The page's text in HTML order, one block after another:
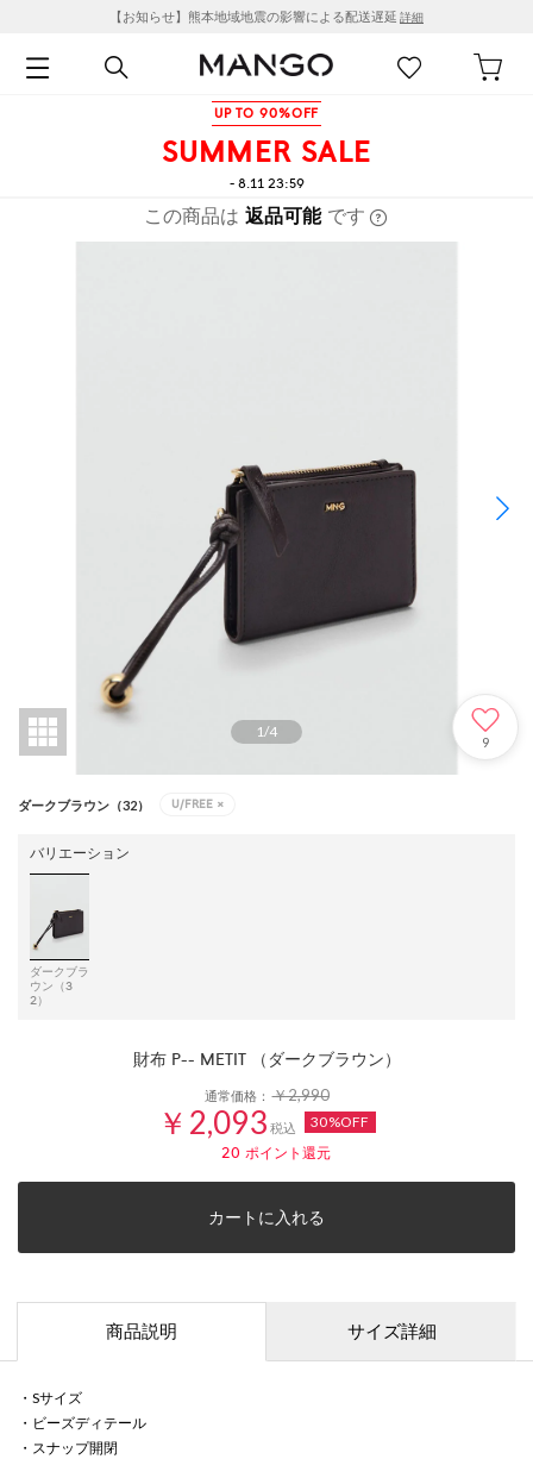
【お知らせ】熊本地域地震の影響による配送遅延 詳細
UP TO 90%OFF
SUMMER SALE
- 8.11 23:59
この商品は 返品可能 です
1/4
9
ダークブラウン（32） U/FREE ×
バリエーション
ダークブラ
ウン（3
2）
財布 P-- METIT （ダークブラウン）
通常価格：￥2,990
￥2,093 税込 30%OFF
20 ポイント還元
カートに入れる
商品説明 サイズ詳細
・Sサイズ
・ビーズディテール
・スナップ開閉